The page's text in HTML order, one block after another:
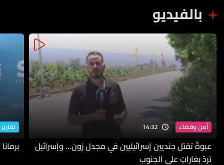
بالفيديو
أمن وقضاء 14:32
عبوةٌ تقتل جنديين إسرائيليين في مجدل زون… وإسرائيل
تردّ بغاراتٍ على الجنوب